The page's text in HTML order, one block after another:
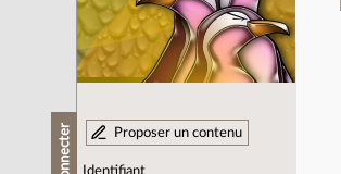
Proposer un contenu
Identifiant